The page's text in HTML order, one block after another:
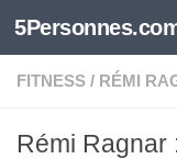
Skip to content
FITNESS / RÉMI
Rémi Ragnar